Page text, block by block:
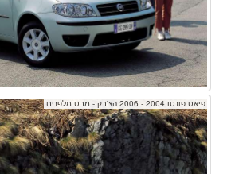
פיאט פונטו 2004 - 2006 הצ'בק - מבט מלפנים